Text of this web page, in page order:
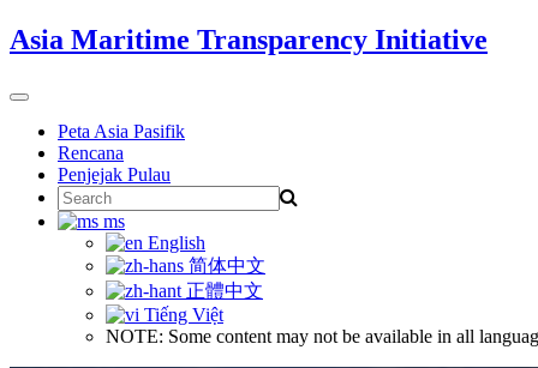
Skip
to
Asia Maritime Transparency Initiative
Toggle
navigationPeta Asia Pasifik
Rencana
Penjejak Pulau
Search
for:
ms
English
简体中文
正體中文
Tiếng Việt
NOTE: Some content may not be available in all